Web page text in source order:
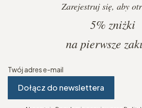
Zarejestruj się, aby
5% zniżki
na pierwsze
Twój adres e-mail
Dołącz do newslettera